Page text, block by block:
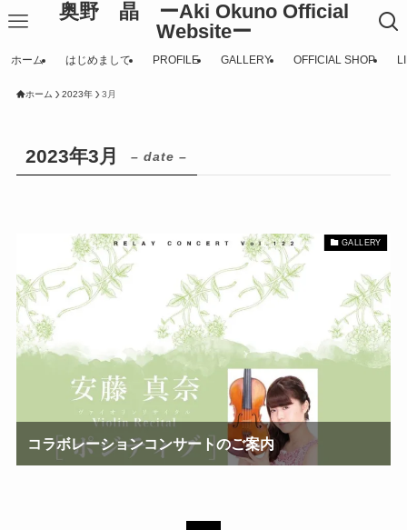
奥野 晶 ーAki Okuno Official
Websiteー
ホーム はじめまして PROFILE GALLERY OFFICIAL SHOP
ホーム 2023年 3月
2023年3月 – date –
GALLERY
コラボレーションコンサートのご案内